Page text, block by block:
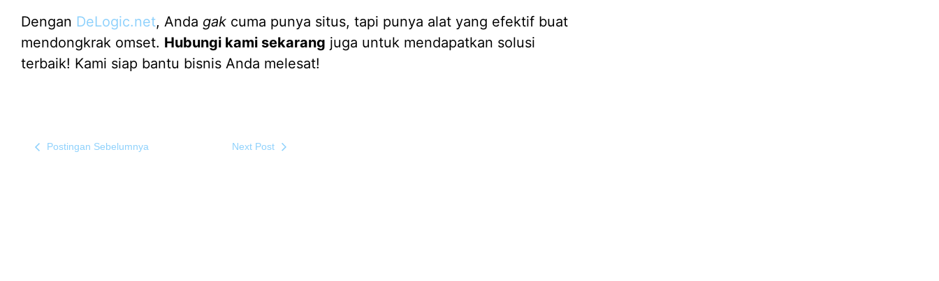
Dengan DeLogic.net, Anda gak cuma punya situs, tapi punya alat yang efektif buat
mendongkrak omset. Hubungi kami sekarang juga untuk mendapatkan solusi
terbaik! Kami siap bantu bisnis Anda melesat!
Postingan Sebelumnya Next Post